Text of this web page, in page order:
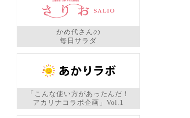
かめ代さんの
毎日サラダ
「こんな使い方があったんだ！
アカリナコラボ企画」Vol.1